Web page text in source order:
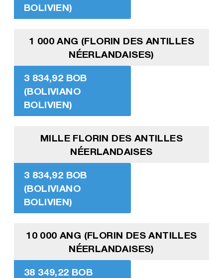
BOLIVIEN)
1 000 ANG (FLORIN DES ANTILLES
NÉERLANDAISES)
3 834,92 BOB
(BOLIVIANO
BOLIVIEN)
MILLE FLORIN DES ANTILLES
NÉERLANDAISES
3 834,92 BOB
(BOLIVIANO
BOLIVIEN)
10 000 ANG (FLORIN DES ANTILLES
NÉERLANDAISES)
38 349,22 BOB